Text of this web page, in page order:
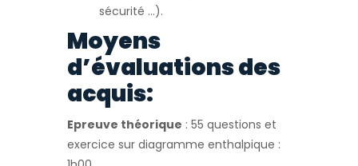
sécurité …).
Moyens
d’évaluations des
acquis:
Epreuve théorique : 55 questions et
exercice sur diagramme enthalpique :